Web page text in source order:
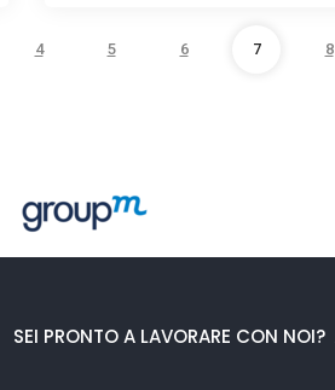
4 5 6 7 8
SEI PRONTO A LAVORARE CON NOI?